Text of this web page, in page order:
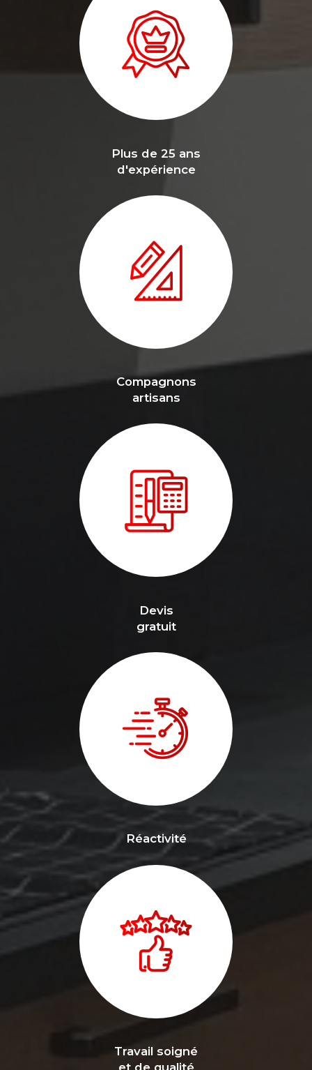
Plus de 25 ans
d'expérience
Compagnons
artisans
Devis
gratuit
Réactivité
Travail soigné
et de qualité